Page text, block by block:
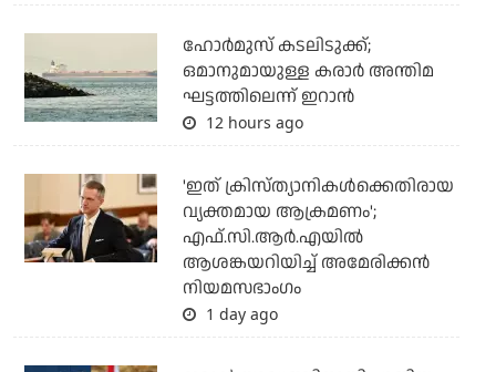
ഹോര്‍മുസ് കടലിടുക്ക്;
ഒമാനുമായുള്ള കരാര്‍ അന്തിമ
ഘട്ടത്തിലെന്ന് ഇറാന്‍
12 hours ago
'ഇത് ക്രിസ്ത്യാനികള്‍ക്കെതിരായ
വ്യക്തമായ ആക്രമണം';
എഫ്.സി.ആര്‍.എയില്‍
ആശങ്കയറിയിച്ച് അമേരിക്കന്‍
നിയമസഭാംഗം
1 day ago